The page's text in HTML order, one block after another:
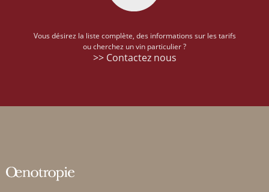
Vous désirez la liste complète, des informations sur les tarifs
ou cherchez un vin particulier ?
>> Contactez nous